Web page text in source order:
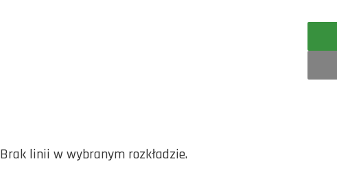
Brak linii w wybranym rozkładzie.